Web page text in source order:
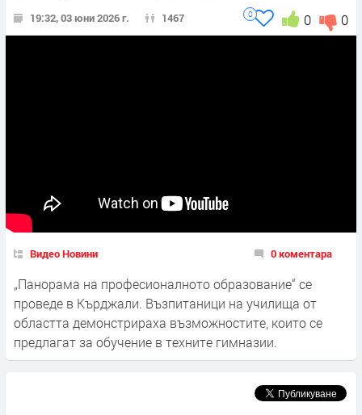
19:32, 03 юни 2026 г. 1467 0
0
0
Видео Новини 0 коментара
„Панорама на професионалното образование“ се
проведе в Кърджали. Възпитаници на училища от
областта демонстрираха възможностите, които се
предлагат за обучение в техните гимназии.